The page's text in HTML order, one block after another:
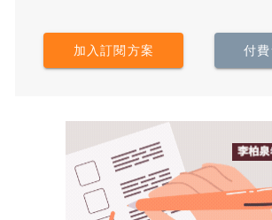
加入訂閱方案 付